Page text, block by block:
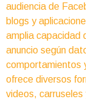
audiencia de
blogs y
amplia capacidad
anuncio según
comportamientos
ofrece diversos
videos,